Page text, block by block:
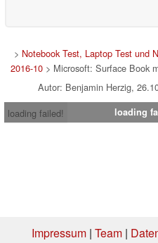
> Notebook Test, Laptop Test und
2016-10 > Microsoft: Surface Book
Autor: Benjamin Herzig,
loading failed!
loading
Impressum| Team|